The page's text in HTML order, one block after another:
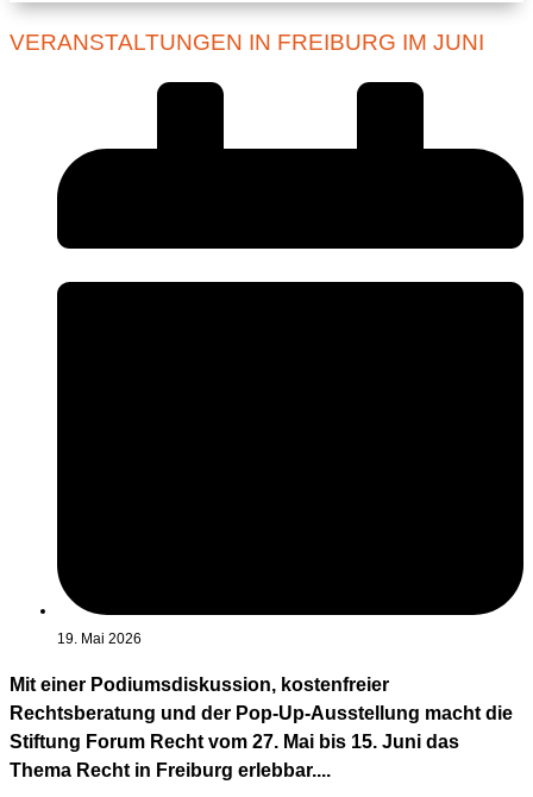
VERANSTALTUNGEN IN FREIBURG IM JUNI
19. Mai 2026
Mit einer Podiumsdiskussion, kostenfreier
Rechtsberatung und der Pop-Up-Ausstellung macht die
Stiftung Forum Recht vom 27. Mai bis 15. Juni das
Thema Recht in Freiburg erlebbar....